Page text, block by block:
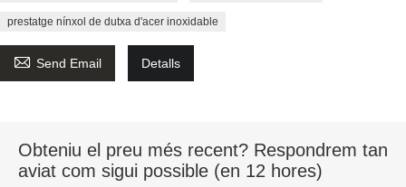
prestatge nínxol de dutxa d'acer inoxidable
 Send Email Detalls
Obteniu el preu més recent? Respondrem tan
aviat com sigui possible (en 12 hores)